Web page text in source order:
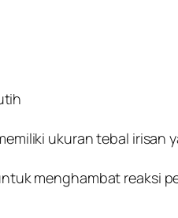
ukuran tebal irisan
menghambat reaksi